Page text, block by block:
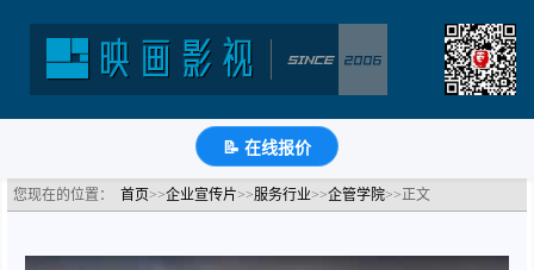
📝 在线报价
花旗卓越管理咨询培训公司老师宣传片
分类：企管学院公司宣传片 浏览：2539次 更新时间： 2021-06-16
微 知
您现在的位置： 首页>>企业宣传片>>服务行业>>企管学院>>正文